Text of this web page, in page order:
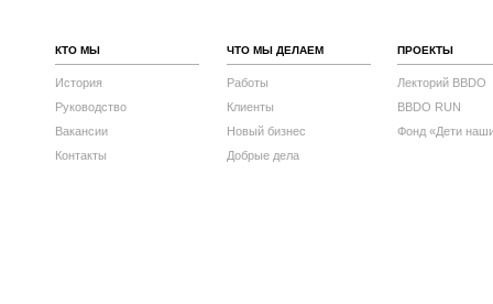
КТО МЫ
История
Руководство
Вакансии
Контакты
ЧТО МЫ ДЕЛАЕМ
Работы
Клиенты
Новый бизнес
Добрые дела
ПРОЕКТЫ
Лекторий BBDO
BBDO RUN
Фонд «Дети